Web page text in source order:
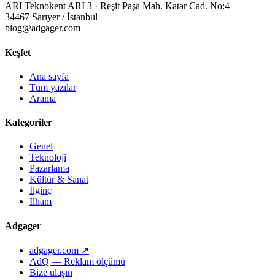
ARI Teknokent ARI 3 · Reşit Paşa Mah. Katar Cad. No:4
34467 Sarıyer / İstanbul
blog@adgager.com
Keşfet
Ana sayfa
Tüm yazılar
Arama
Kategoriler
Genel
Teknoloji
Pazarlama
Kültür & Sanat
İlginç
İlham
Adgager
adgager.com ↗
AdQ — Reklam ölçümü
Bize ulaşın